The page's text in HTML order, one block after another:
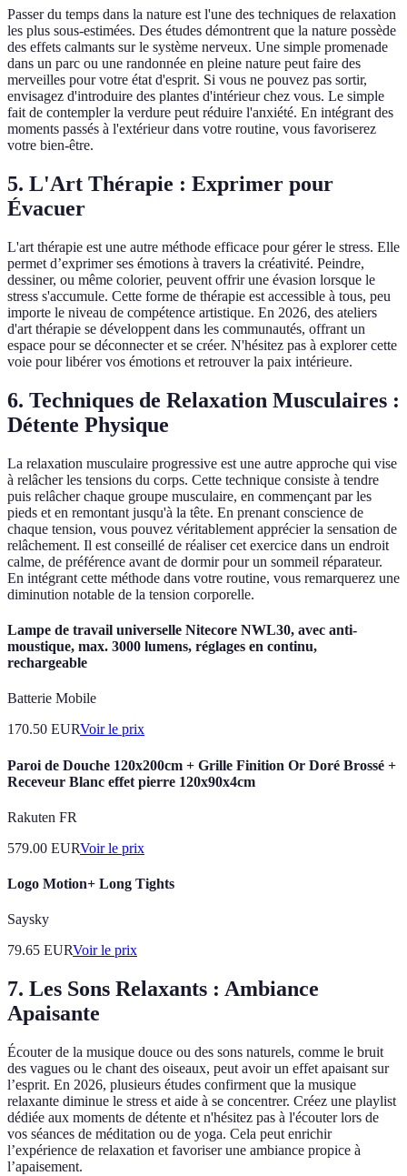
Passer du temps dans la nature est l'une des techniques de relaxation
les plus sous-estimées. Des études démontrent que la nature possède
des effets calmants sur le système nerveux. Une simple promenade
dans un parc ou une randonnée en pleine nature peut faire des
merveilles pour votre état d'esprit. Si vous ne pouvez pas sortir,
envisagez d'introduire des plantes d'intérieur chez vous. Le simple
fait de contempler la verdure peut réduire l'anxiété. En intégrant des
moments passés à l'extérieur dans votre routine, vous favoriserez
votre bien-être.
5. L'Art Thérapie : Exprimer pour
Évacuer
L'art thérapie est une autre méthode efficace pour gérer le stress. Elle
permet d’exprimer ses émotions à travers la créativité. Peindre,
dessiner, ou même colorier, peuvent offrir une évasion lorsque le
stress s'accumule. Cette forme de thérapie est accessible à tous, peu
importe le niveau de compétence artistique. En 2026, des ateliers
d'art thérapie se développent dans les communautés, offrant un
espace pour se déconnecter et se créer. N'hésitez pas à explorer cette
voie pour libérer vos émotions et retrouver la paix intérieure.
6. Techniques de Relaxation Musculaires :
Détente Physique
La relaxation musculaire progressive est une autre approche qui vise
à relâcher les tensions du corps. Cette technique consiste à tendre
puis relâcher chaque groupe musculaire, en commençant par les
pieds et en remontant jusqu'à la tête. En prenant conscience de
chaque tension, vous pouvez véritablement apprécier la sensation de
relâchement. Il est conseillé de réaliser cet exercice dans un endroit
calme, de préférence avant de dormir pour un sommeil réparateur.
En intégrant cette méthode dans votre routine, vous remarquerez une
diminution notable de la tension corporelle.
Lampe de travail universelle Nitecore NWL30, avec anti-
moustique, max. 3000 lumens, réglages en continu,
rechargeable
Batterie Mobile
170.50 EURVoir le prix
Paroi de Douche 120x200cm + Grille Finition Or Doré Brossé +
Receveur Blanc effet pierre 120x90x4cm
Rakuten FR
579.00 EURVoir le prix
Logo Motion+ Long Tights
Saysky
79.65 EURVoir le prix
7. Les Sons Relaxants : Ambiance
Apaisante
Écouter de la musique douce ou des sons naturels, comme le bruit
des vagues ou le chant des oiseaux, peut avoir un effet apaisant sur
l’esprit. En 2026, plusieurs études confirment que la musique
relaxante diminue le stress et aide à se concentrer. Créez une playlist
dédiée aux moments de détente et n'hésitez pas à l'écouter lors de
vos séances de méditation ou de yoga. Cela peut enrichir
l’expérience de relaxation et favoriser une ambiance propice à
l’apaisement.